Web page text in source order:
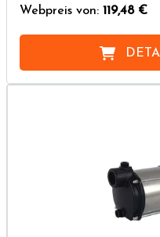
Webpreis von: 119,48 €